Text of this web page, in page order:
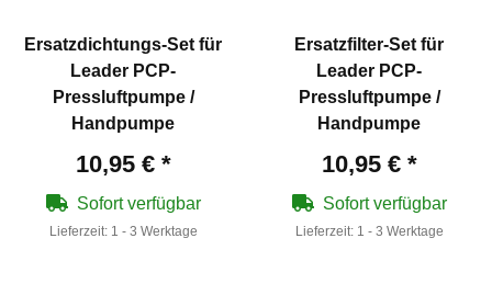
Ersatzdichtungs-Set für
Leader PCP-
Pressluftpumpe /
Handpumpe
10,95 € *
Sofort verfügbar
Lieferzeit: 1 - 3 Werktage
Ersatzfilter-Set für
Leader PCP-
Pressluftpumpe /
Handpumpe
10,95 € *
Sofort verfügbar
Lieferzeit: 1 - 3 Werktage